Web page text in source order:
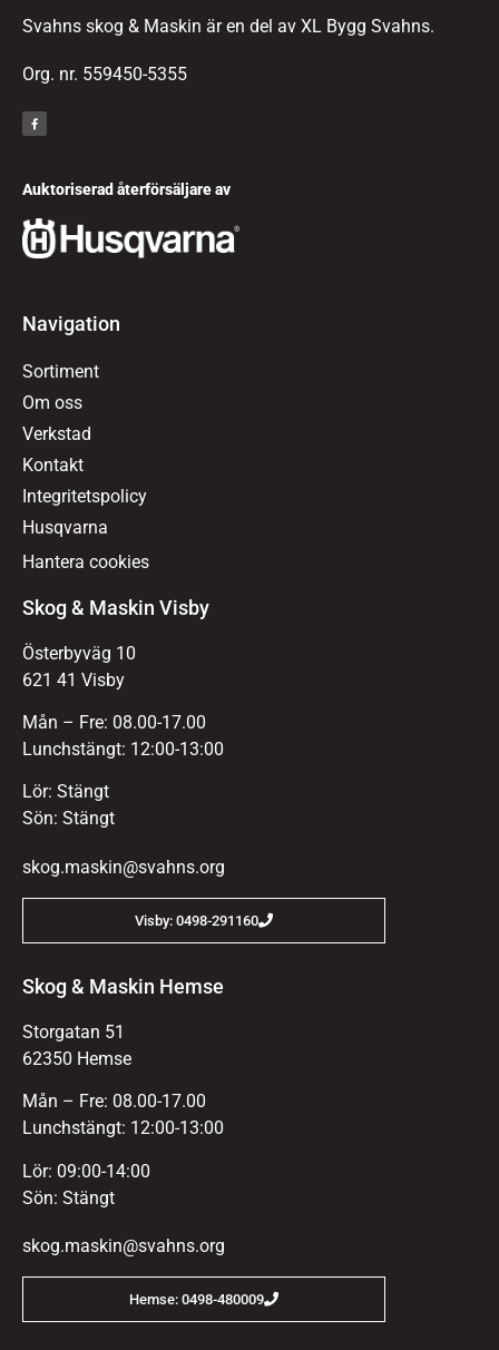
Svahns skog & Maskin är en del av XL Bygg Svahns.
Org. nr. 559450-5355
Auktoriserad återförsäljare av
Navigation
Sortiment
Om oss
Verkstad
Kontakt
Integritetspolicy
Husqvarna
Hantera cookies
Skog & Maskin Visby
Österbyväg 10
621 41 Visby
Mån – Fre: 08.00-17.00
Lunchstängt: 12:00-13:00
Lör: Stängt
Sön: Stängt
skog.maskin@svahns.org
Visby: 0498-291160
Skog & Maskin Hemse
Storgatan 51
62350 Hemse
Mån – Fre: 08.00-17.00
Lunchstängt: 12:00-13:00
Lör: 09:00-14:00
Sön: Stängt
skog.maskin@svahns.org
Hemse: 0498-480009